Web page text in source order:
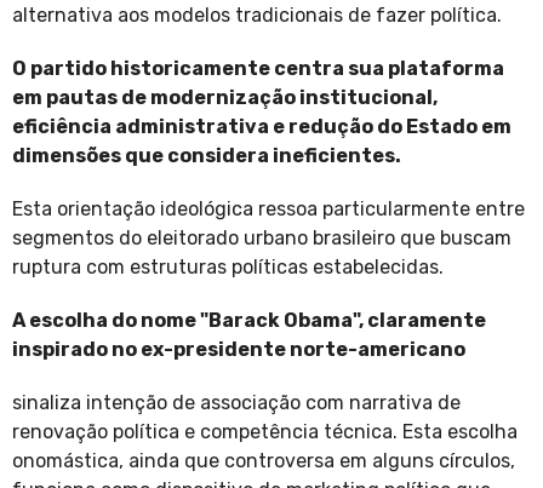
alternativa aos modelos tradicionais de fazer política.
O partido historicamente centra sua plataforma
em pautas de modernização institucional,
eficiência administrativa e redução do Estado em
dimensões que considera ineficientes.
Esta orientação ideológica ressoa particularmente entre
segmentos do eleitorado urbano brasileiro que buscam
ruptura com estruturas políticas estabelecidas.
A escolha do nome "Barack Obama", claramente
inspirado no ex-presidente norte-americano
sinaliza intenção de associação com narrativa de
renovação política e competência técnica. Esta escolha
onomástica, ainda que controversa em alguns círculos,